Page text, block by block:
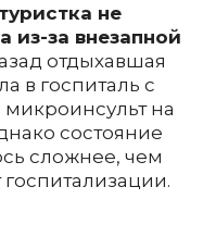
не
из-за внезапной
отдыхавшая
в госпиталь с
на
состояние
сложнее, чем